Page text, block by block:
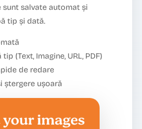
salvate automat și
tip și dată.
(Text, Imagine, URL, PDF)
de redare
ștergere ușoară